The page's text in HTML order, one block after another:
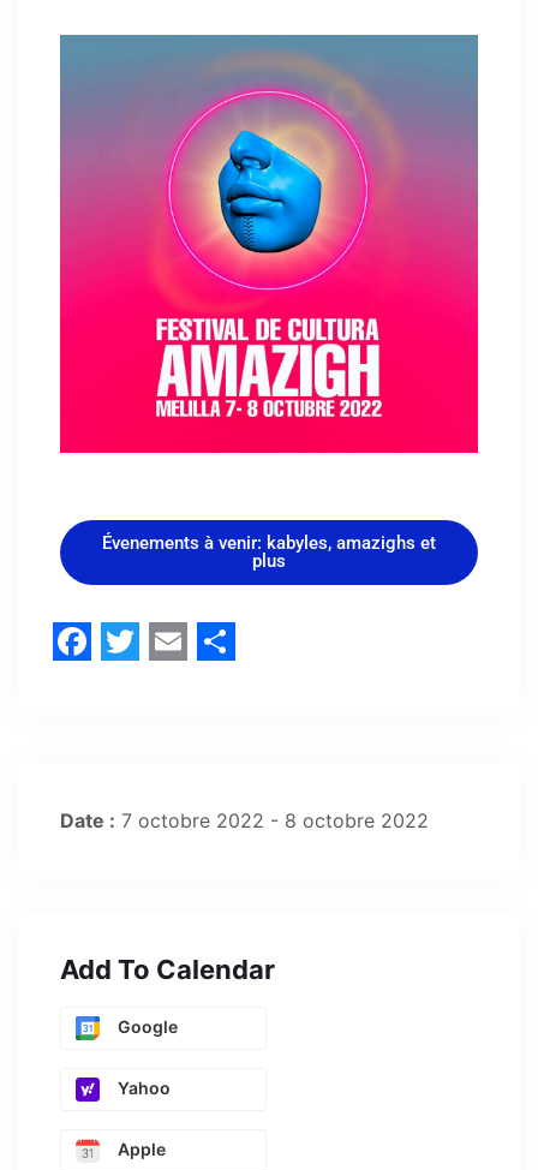
Évenements à venir: kabyles, amazighs et
plus
Date : 7 octobre 2022 - 8 octobre 2022
Add To Calendar
Google
Yahoo
Apple